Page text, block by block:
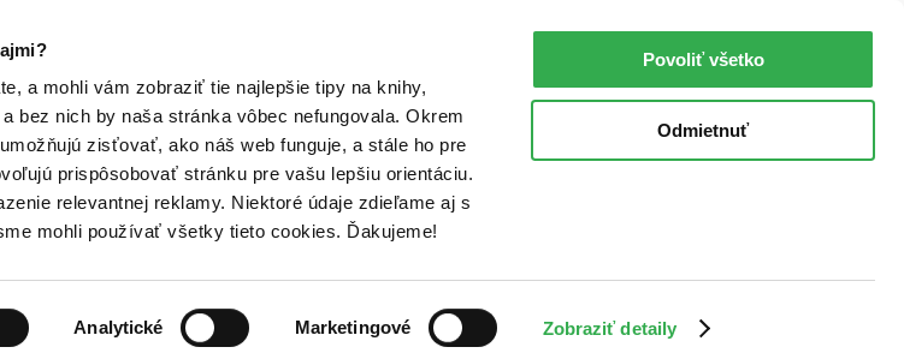
a mohli vám zobraziť tie najlepšie tipy na knihy,
bez nich by naša stránka vôbec nefungovala. Okrem
zisťovať, ako náš web funguje, a stále ho pre
prispôsobovať stránku pre vašu lepšiu orientáciu.
relevantnej reklamy. Niektoré údaje zdieľame aj s
mohli používať všetky tieto cookies. Ďakujeme!
Analytické Marketingové Zobraziť detaily
Povoliť všetko
Odmietnuť